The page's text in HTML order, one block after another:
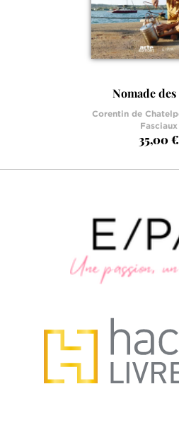
Nomade
Corentin de
Fasciaux
35,00 €